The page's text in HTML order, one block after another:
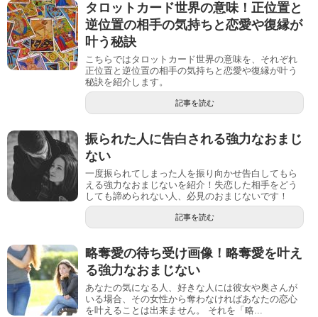
タロットカード世界の意味！正位置と
逆位置の相手の気持ちと恋愛や復縁が
叶う秘訣
こちらではタロットカード世界の意味を、それぞれ
正位置と逆位置の相手の気持ちと恋愛や復縁が叶う
秘訣を紹介します。
記事を読む
振られた人に告白される強力なおまじ
ない
一度振られてしまった人を振り向かせ告白してもら
える強力なおまじないを紹介！失恋した相手をどう
しても諦められない人、必見のおまじないです！
記事を読む
略奪愛の待ち受け画像！略奪愛を叶え
る強力なおまじない
あなたの気になる人、好きな人には彼女や奥さんが
いる場合、その女性から奪わなければあなたの恋心
を叶えることは出来ません。 それを「略...